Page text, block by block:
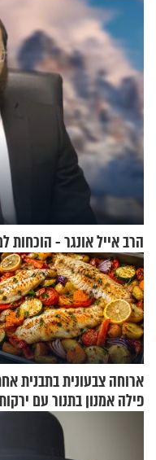
הרב אייל אונגר - הוכחות
ארוחה צבעונית בתבנית
פילה אמנון בתנור עם